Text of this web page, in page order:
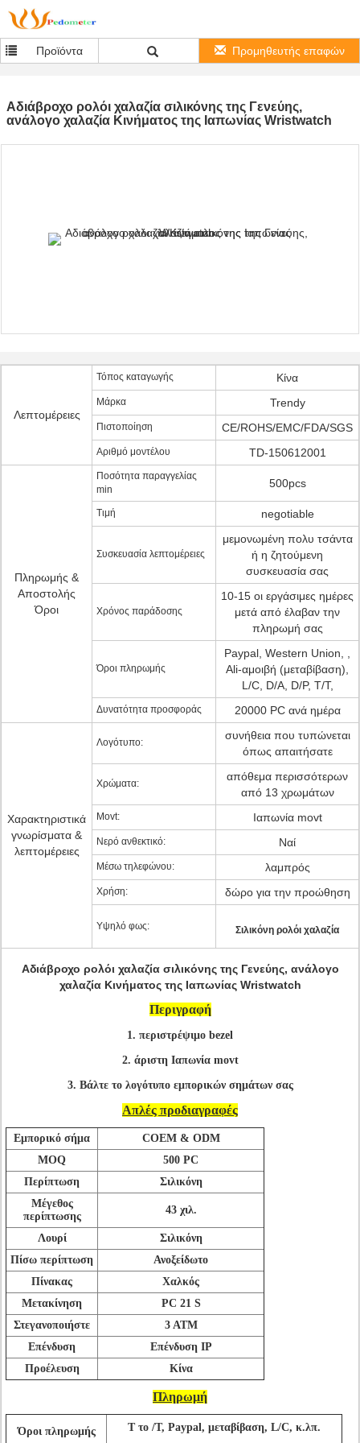
Προϊόντα Προμηθευτής επαφών
Αδιάβροχο ρολόι χαλαζία σιλικόνης της Γενεύης,
ανάλογο χαλαζία Κινήματος της Ιαπωνίας Wristwatch
Λεπτομέρειες
Τόπος καταγωγής Κίνα
Μάρκα Trendy
Πιστοποίηση CE/ROHS/EMC/FDA/SGS
Αριθμό μοντέλου TD-150612001
Πληρωμής &
Αποστολής
Όροι
Ποσότητα παραγγελίας
min
500pcs
Τιμή negotiable
Συσκευασία λεπτομέρειες
μεμονωμένη πολυ τσάντα
ή η ζητούμενη
συσκευασία σας
Χρόνος παράδοσης
10-15 οι εργάσιμες ημέρες
μετά από έλαβαν την
πληρωμή σας
Όροι πληρωμής
Paypal, Western Union, ,
Ali-αμοιβή (μεταβίβαση),
L/C, D/A, D/P, T/T,
Δυνατότητα προσφοράς 20000 PC ανά ημέρα
Χαρακτηριστικά
γνωρίσματα &
λεπτομέρειες
Λογότυπο:
συνήθεια που τυπώνεται
όπως απαιτήσατε
Χρώματα:
απόθεμα περισσότερων
από 13 χρωμάτων
Movt: Ιαπωνία movt
Νερό ανθεκτικό: Ναί
Μέσω τηλεφώνου: λαμπρός
Χρήση: δώρο για την προώθηση
Υψηλό φως: Σιλικόνη ρολόι χαλαζία
Αδιάβροχο ρολόι χαλαζία σιλικόνης της Γενεύης, ανάλογο
χαλαζία Κινήματος της Ιαπωνίας Wristwatch
Περιγραφή
1. περιστρέψιμο bezel
2. άριστη Ιαπωνία movt
3. Βάλτε το λογότυπο εμπορικών σημάτων σας
Απλές προδιαγραφές
Εμπορικό σήμα
COEM & ODM
MOQ
500 PC
Περίπτωση
Σιλικόνη
Μέγεθος
περίπτωσης
43 χιλ.
Λουρί
Σιλικόνη
Πίσω περίπτωση
Ανοξείδωτο
Πίνακας
Χαλκός
Μετακίνηση
PC 21 S
Στεγανοποιήστε
3 ATM
Επένδυση
Επένδυση IP
Προέλευση
Κίνα
Πληρωμή
Όροι πληρωμής Τ το /T, Paypal, μεταβίβαση, L/C, κ.λπ.